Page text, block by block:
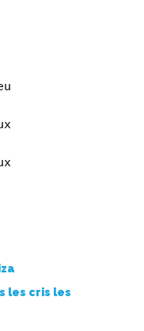
les cris les